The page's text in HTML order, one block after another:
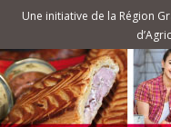
Une initiative de la Région